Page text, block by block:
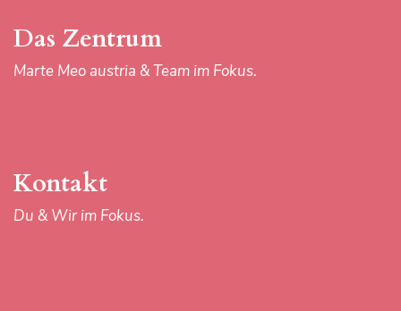
Materialien im Fokus.
IMPRESSUM
Das Zentrum
Marte Meo austria & Team im Fokus.
Kontakt
Du & Wir im Fokus.